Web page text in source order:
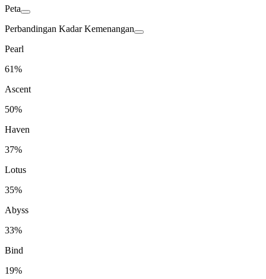
Peta
Perbandingan Kadar Kemenangan
Pearl
61%
Ascent
50%
Haven
37%
Lotus
35%
Abyss
33%
Bind
19%